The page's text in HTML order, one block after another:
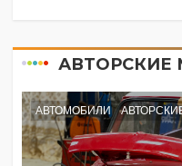
АВТОРСКИЕ
АВТОМОБИЛИ